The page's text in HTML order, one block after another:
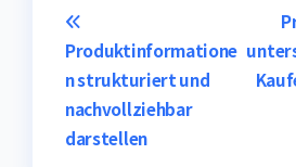
Post
navigation
Produktinformatione
n strukturiert und
nachvollziehbar
darstellen